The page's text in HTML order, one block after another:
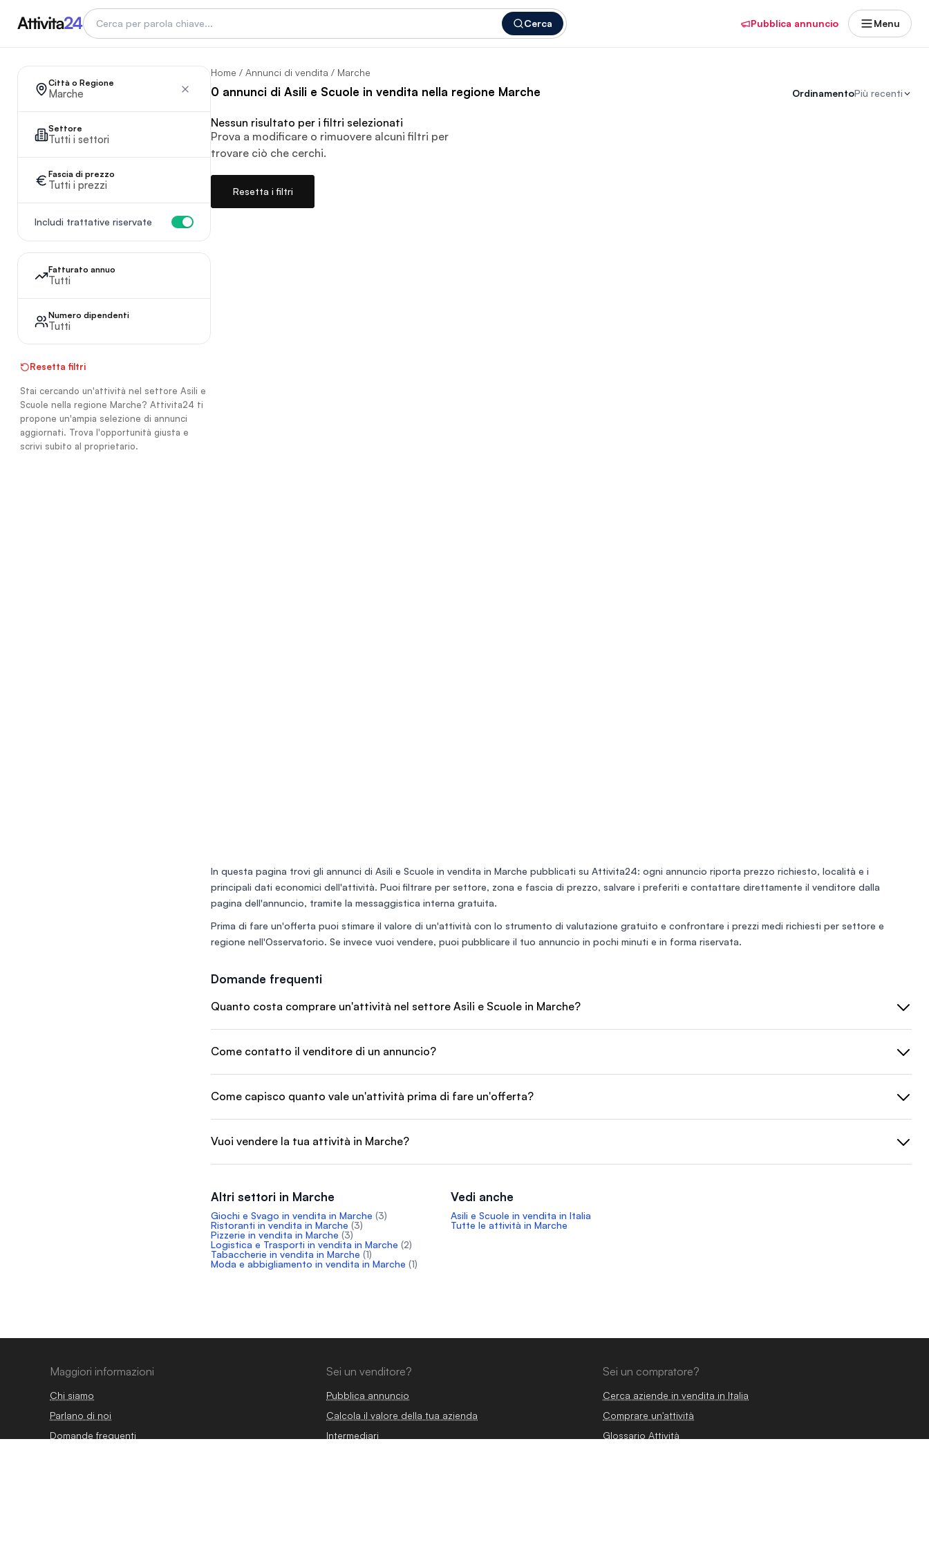
Cerca Pubblica annuncio Menu
Città o Regione
Marche
Settore
Tutti i settori
Fascia di prezzo
Tutti i prezzi
Includi trattative riservate
Fatturato annuo
Tutti
Numero dipendenti
Tutti
Resetta filtri
Stai cercando un'attività nel settore Asili e
Scuole nella regione Marche? Attivita24 ti
propone un'ampia selezione di annunci
aggiornati. Trova l'opportunità giusta e
scrivi subito al proprietario.
Home / Annunci di vendita / Marche
0 annunci di Asili e Scuole in vendita nella regione Marche OrdinamentoPiù recenti
Nessun risultato per i filtri selezionati
Prova a modificare o rimuovere alcuni filtri per
trovare ciò che cerchi.
Resetta i filtri
In questa pagina trovi gli annunci di Asili e Scuole in vendita in Marche pubblicati su Attivita24: ogni annuncio riporta prezzo richiesto, località e i
principali dati economici dell'attività. Puoi filtrare per settore, zona e fascia di prezzo, salvare i preferiti e contattare direttamente il venditore dalla
pagina dell'annuncio, tramite la messaggistica interna gratuita.
Prima di fare un'offerta puoi stimare il valore di un'attività con lo strumento di valutazione gratuito e confrontare i prezzi medi richiesti per settore e
regione nell'Osservatorio. Se invece vuoi vendere, puoi pubblicare il tuo annuncio in pochi minuti e in forma riservata.
Domande frequenti
Quanto costa comprare un'attività nel settore Asili e Scuole in Marche?
Come contatto il venditore di un annuncio?
Come capisco quanto vale un'attività prima di fare un'offerta?
Vuoi vendere la tua attività in Marche?
Altri settori in Marche
Giochi e Svago in vendita in Marche (3)
Ristoranti in vendita in Marche (3)
Pizzerie in vendita in Marche (3)
Logistica e Trasporti in vendita in Marche (2)
Tabaccherie in vendita in Marche (1)
Moda e abbigliamento in vendita in Marche (1)
Vedi anche
Asili e Scuole in vendita in Italia
Tutte le attività in Marche
Maggiori informazioni
Chi siamo
Parlano di noi
Domande frequenti
Sei un venditore?
Pubblica annuncio
Calcola il valore della tua azienda
Intermediari
Sei un compratore?
Cerca aziende in vendita in Italia
Comprare un'attività
Glossario Attività